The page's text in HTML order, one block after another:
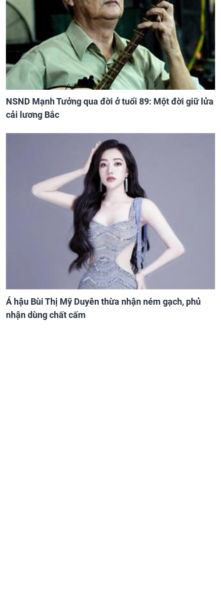
NSND Mạnh Tưởng qua đời ở tuổi 89: Một đời giữ lửa
cải lương Bắc
Á hậu Bùi Thị Mỹ Duyên thừa nhận ném gạch, phủ
nhận dùng chất cấm